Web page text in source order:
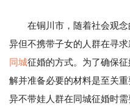
在铜川市，随着社会观
异但不携带子女的人群在寻
同城征婚的方式。为了确保
解并准备必要的材料是至关
异不带娃人群在同城征婚时